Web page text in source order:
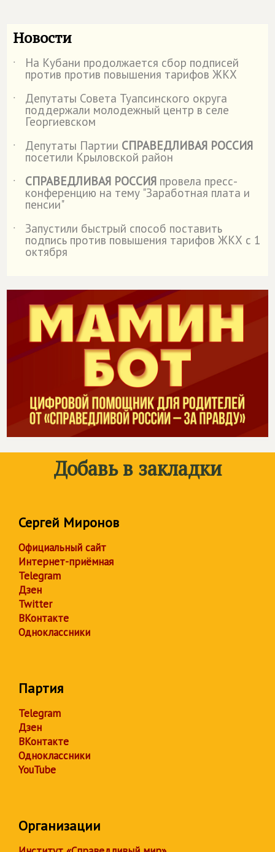
Новости
˙ На Кубани продолжается сбор подписей
против против повышения тарифов ЖКХ
˙
Депутаты Совета Туапсинского округа
поддержали молодежный центр в селе
Георгиевском
˙
Депутаты Партии СПРАВЕДЛИВАЯ РОССИЯ
посетили Крыловской район
˙
СПРАВЕДЛИВАЯ РОССИЯ провела пресс-
конференцию на тему "Заработная плата и
пенсии"
˙
Запустили быстрый способ поставить
подпись против повышения тарифов ЖКХ с 1
октября
Добавь в закладки
Сергей Миронов
Официальный сайт
Интернет-приёмная
Telegram
Дзен
Twitter
ВКонтакте
Одноклассники
Партия
Telegram
Дзен
ВКонтакте
Одноклассники
YouTube
Организации